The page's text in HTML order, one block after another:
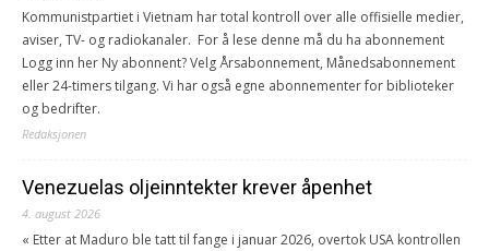
Kommunistpartiet i Vietnam har total kontroll over alle offisielle medier,
aviser, TV- og radiokanaler. For å lese denne må du ha abonnement
Logg inn her Ny abonnent? Velg Årsabonnement, Månedsabonnement
eller 24-timers tilgang. Vi har også egne abonnementer for biblioteker
og bedrifter.
Redaksjonen
Venezuelas oljeinntekter krever åpenhet
4. august 2026
« Etter at Maduro ble tatt til fange i januar 2026, overtok USA kontrollen